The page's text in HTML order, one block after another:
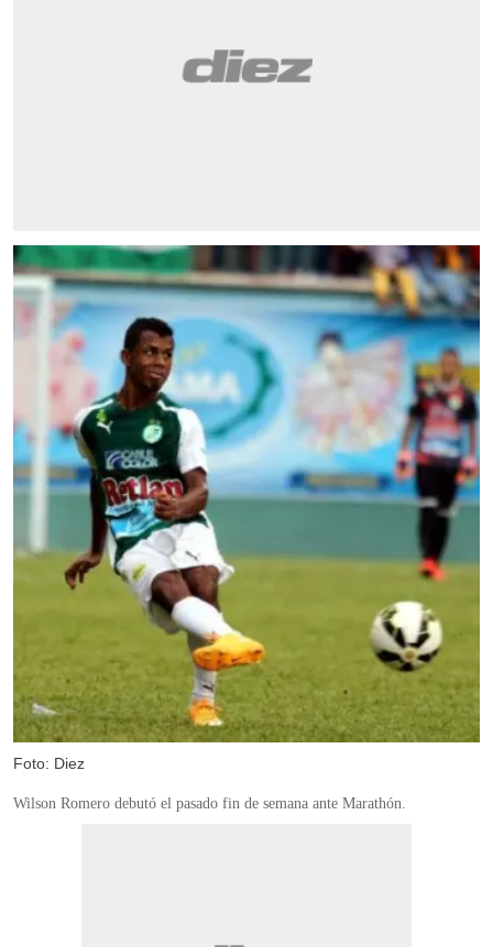
Foto: Diez
Wilson Romero debutó el pasado fin de semana ante Marathón.